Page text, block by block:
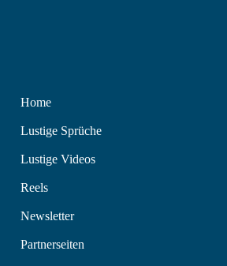
Home
Lustige Sprüche
Lustige Videos
Reels
Newsletter
Partnerseiten